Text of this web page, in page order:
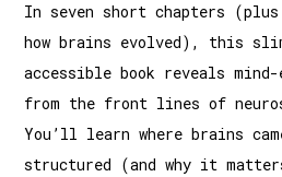
In seven short chapters
how brains evolved), this
accessible book reveals mind-
from the front lines of
You’ll learn where brains
structured (and why it